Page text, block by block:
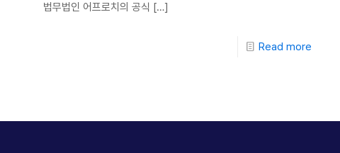
법무법인 어프로치의 공식 […]
Read more